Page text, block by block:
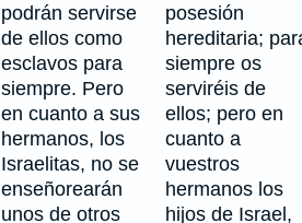
podrán servirse
de ellos como
esclavos para
siempre. Pero
en cuanto a sus
hermanos, los
Israelitas, no se
enseñorearán
unos de otros
posesión
hereditaria;
siempre os
serviréis de
ellos; pero en
cuanto a
vuestros
hermanos los
hijos de Israel,